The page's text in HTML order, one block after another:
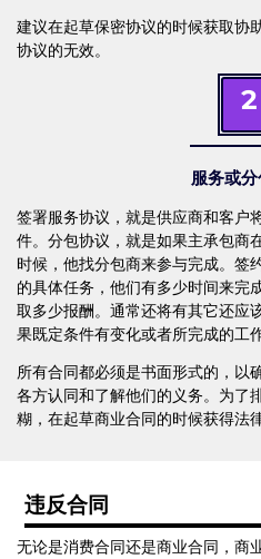
建议在起草保密协议的时候获取协
协议的无效。
2
服务或
签署服务协议，就是供应商和客户
件。分包协议，就是如果主承包商
时候，他找分包商来参与完成。签
的具体任务，他们有多少时间来完
取多少报酬。通常还将有其它还应
果既定条件有变化或者所完成的工
所有合同都必须是书面形式的，以
各方认同和了解他们的义务。为了
糊，在起草商业合同的时候获得法
违反合同
无论是消费合同还是商业合同，商